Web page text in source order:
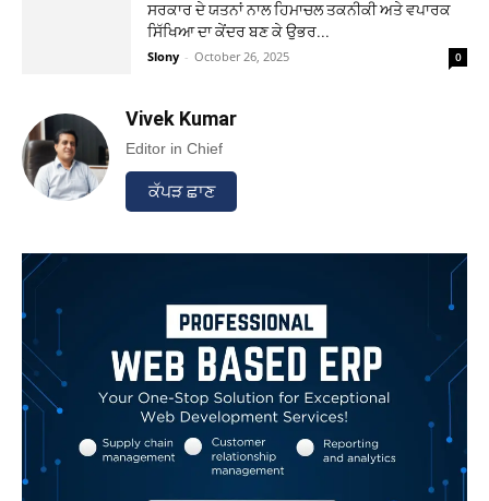
ਸਰਕਾਰ ਦੇ ਯਤਨਾਂ ਨਾਲ ਹਿਮਾਚਲ ਤਕਨੀਕੀ ਅਤੇ ਵਪਾਰਕ
ਸਿੱਖਿਆ ਦਾ ਕੇਂਦਰ ਬਣ ਕੇ ਉਭਰ...
Slony - October 26, 2025 0
Vivek Kumar
Editor in Chief
ਕੱਪੜ ਛਾਣ